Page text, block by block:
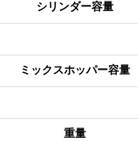
シリンダー容量
ミックスホッパー容量
重量